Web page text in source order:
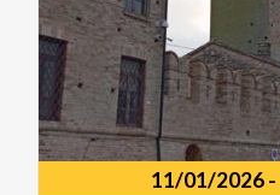
11/01/2026-